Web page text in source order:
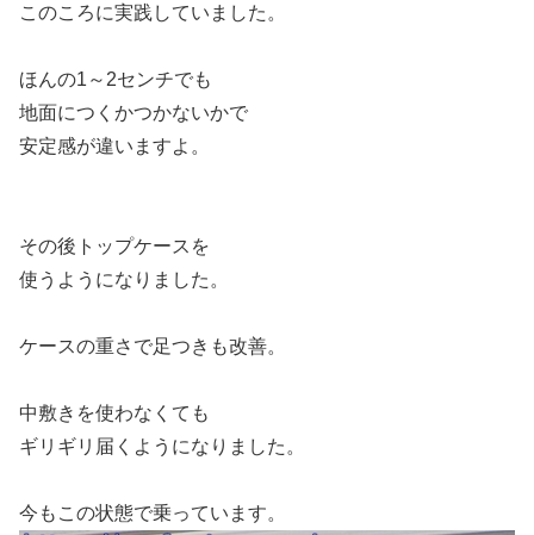
このころに実践していました。
ほんの1～2センチでも
地面につくかつかないかで
安定感が違いますよ。
その後トップケースを
使うようになりました。
ケースの重さで足つきも改善。
中敷きを使わなくても
ギリギリ届くようになりました。
今もこの状態で乗っています。